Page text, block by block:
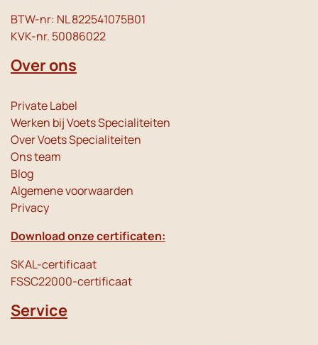
BTW-nr: NL 822541075B01
KVK-nr. 50086022
Over ons
Private Label
Werken bij Voets Specialiteiten
Over Voets Specialiteiten
Ons team
Blog
Algemene voorwaarden
Privacy
Download onze certificaten:
SKAL-certificaat
FSSC22000-certificaat
Service